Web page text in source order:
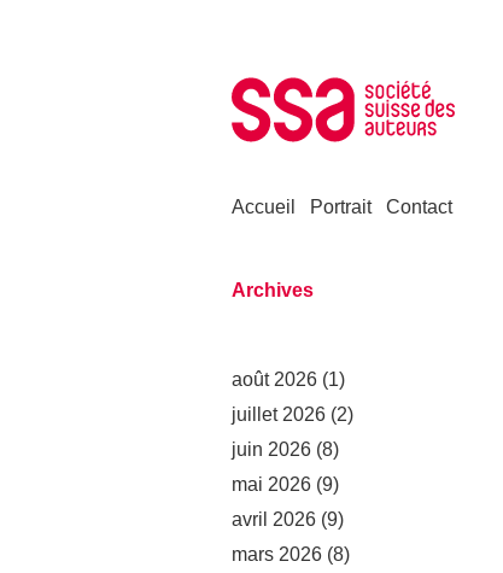
Accueil Portrait Contact
Archives
août 2026 (1)
juillet 2026 (2)
juin 2026 (8)
mai 2026 (9)
avril 2026 (9)
mars 2026 (8)